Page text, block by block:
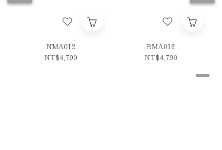
NMA012
NT$4,790
BMA012
NT$4,790